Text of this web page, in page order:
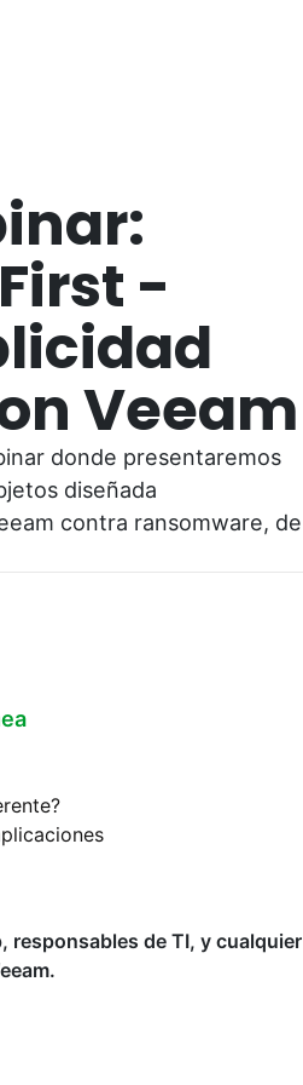
-
Veeam
donde presentaremos
diseñada
contra ransomware, de
responsables de TI, y cualquier